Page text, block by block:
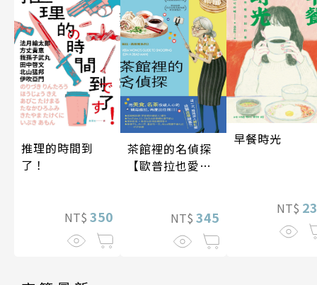
推理的時間到
了！
NT$ 350
茶館裡的名偵探
【歐普拉也愛！
《茶館裡的嫌疑
人》續作】
NT$ 345
早餐時光
NT$